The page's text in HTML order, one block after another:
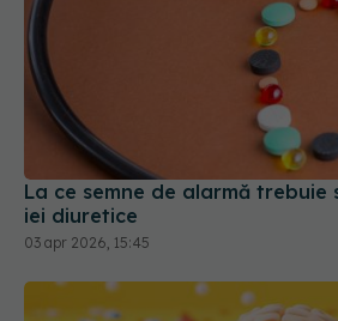
La ce semne de alarmă
iei diuretice
03 apr 2026, 15:45